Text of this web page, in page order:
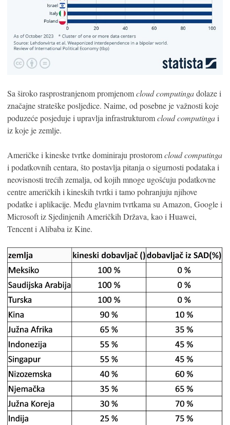
Sa široko rasprostranjenom promjenomcloud computingadolaze i
značajne strateške posljedice. Naime, od posebne je važnosti koje
poduzeće posjeduje i upravlja infrastrukturomcloud computingai
iz koje je zemlje.
Američke i kineske tvrtke dominiraju prostoromcloud computinga
i podatkovnih centara, što postavlja pitanja o sigurnosti podataka i
neovisnosti trećih zemalja, od kojih mnoge ugošćuju podatkovne
centre američkih i kineskih tvrtki i tamo pohranjuju njihove
podatke i aplikacije. Među glavnim tvrtkama su Amazon, Google i
Microsoft iz Sjedinjenih Američkih Država, kao i Huawei,
Tencent i Alibaba iz Kine.